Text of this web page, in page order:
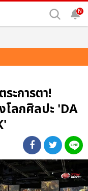
N
ะการตา!
โลกศิลปะ 'DA